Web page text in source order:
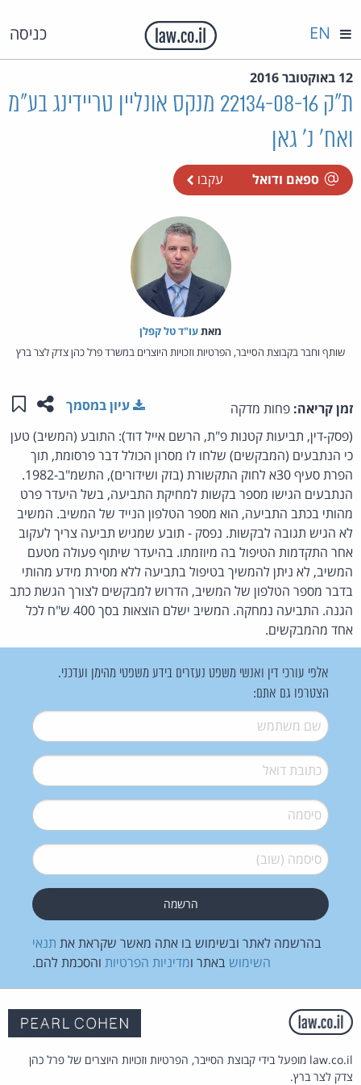
כניסה EN
12 באוקטובר 2016
ת"ק 22134-08-16 מנקס אונליין טריידינג בע"מ
ואח' נ' גאן
ספאם ודואל עקבו
מאת‏עו"ד טל קפלן
שותף וחבר בקבוצת הסייבר, הפרטיות וזכויות היוצרים במשרד פרל כהן צדק לצר ברץ
זמן קריאה: פחות מדקה שתפו
עיון במסמך
(פסק-דין, תביעות קטנות פ"ת, הרשם אייל דוד): התובע (המשיב) טען
כי הנתבעים (המבקשים) שלחו לו מסרון הכולל דבר פרסומת, תוך
הפרת סעיף 30א לחוק התקשורת (בזק ושידורים), התשמ"ב-1982.
הנתבעים הגישו מספר בקשות למחיקת התביעה, בשל היעדר פרט
מהותי בכתב התביעה, הוא מספר הטלפון הנייד של המשיב. המשיב
לא הגיש תגובה לבקשות. נפסק - תובע שמגיש תביעה צריך לעקוב
אחר התקדמות הטיפול בה מיוזמתו. בהיעדר שיתוף פעולה מטעם
המשיב, לא ניתן להמשיך בטיפול בתביעה ללא מסירת מידע מהותי
בדבר מספר הטלפון של המשיב, הדרוש למבקשים לצורך הגשת כתב
הגנה. התביעה נמחקה. המשיב ישלם הוצאות בסך 400 ש"ח לכל
אחד מהמבקשים.
אלפי עורכי דין ואנשי משפט נעזרים בידע משפטי מהימן ועדכני.
הצטרפו גם אתם:
שם משתמש*
דואל*
סיסמה*
סיסמה (שוב)*
בהרשמה לאתר ובשימוש בו אתה מאשר שקראת את תנאי
השימוש באתר ומדיניות הפרטיות והסכמת להם.
law.co.il מופעל בידי קבוצת הסייבר, הפרטיות וזכויות היוצרים של פרל כהן
צדק לצר ברץ.